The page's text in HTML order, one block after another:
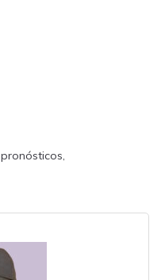
pronósticos,